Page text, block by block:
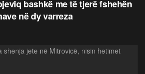
bashkë me të tjerë fshehën
në dy varreza